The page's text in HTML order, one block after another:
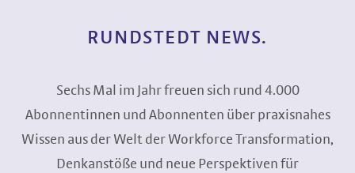
RUNDSTEDT NEWS.
Sechs Mal im Jahr freuen sich rund 4.000
Abonnentinnen und Abonnenten über praxisnahes
Wissen aus der Welt der Workforce Transformation,
Denkanstöße und neue Perspektiven für